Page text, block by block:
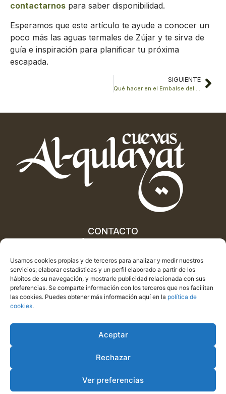
Usamos cookies propias y de terceros para analizar y medir nuestros
servicios; elaborar estadísticas y un perfil elaborado a partir de los
hábitos de su navegación, y mostrarle publicidad relacionada con sus
preferencias. Se comparte información con los terceros que nos facilitan
las cookies. Puedes obtener más información aquí en la política de
cookies.
Aceptar
Rechazar
Ver preferencias
contactarnos para saber disponibilidad.
Esperamos que este artículo te ayude a conocer un
poco más las aguas termales de Zújar y te sirva de
guía e inspiración para planificar tu próxima
escapada.
SIGUIENTE
Qué hacer en el Embalse del Negratín: Guía para descubrir su encanto
CONTACTO
622 06 53 55
info@cuevascastillejar.com
Copyright © 2026. Cuevas Castillejar. Todos los derechos
reservados
Política de privacidadPolítica de cookies